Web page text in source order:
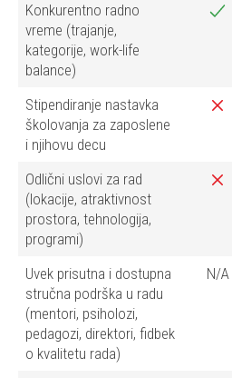
Konkurentno radno
vreme (trajanje,
kategorije, work-life
balance)
Stipendiranje nastavka
školovanja za zaposlene
i njihovu decu
Odlični uslovi za rad
(lokacije, atraktivnost
prostora, tehnologija,
programi)
Uvek prisutna i dostupna
stručna podrška u radu
(mentori, psiholozi,
pedagozi, direktori, fidbek
o kvalitetu rada)
N/A